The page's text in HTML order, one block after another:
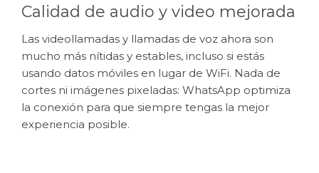
Calidad de audio y video mejorada
Las videollamadas y llamadas de voz ahora son
mucho más nítidas y estables, incluso si estás
usando datos móviles en lugar de WiFi. Nada de
cortes ni imágenes pixeladas: WhatsApp optimiza
la conexión para que siempre tengas la mejor
experiencia posible.